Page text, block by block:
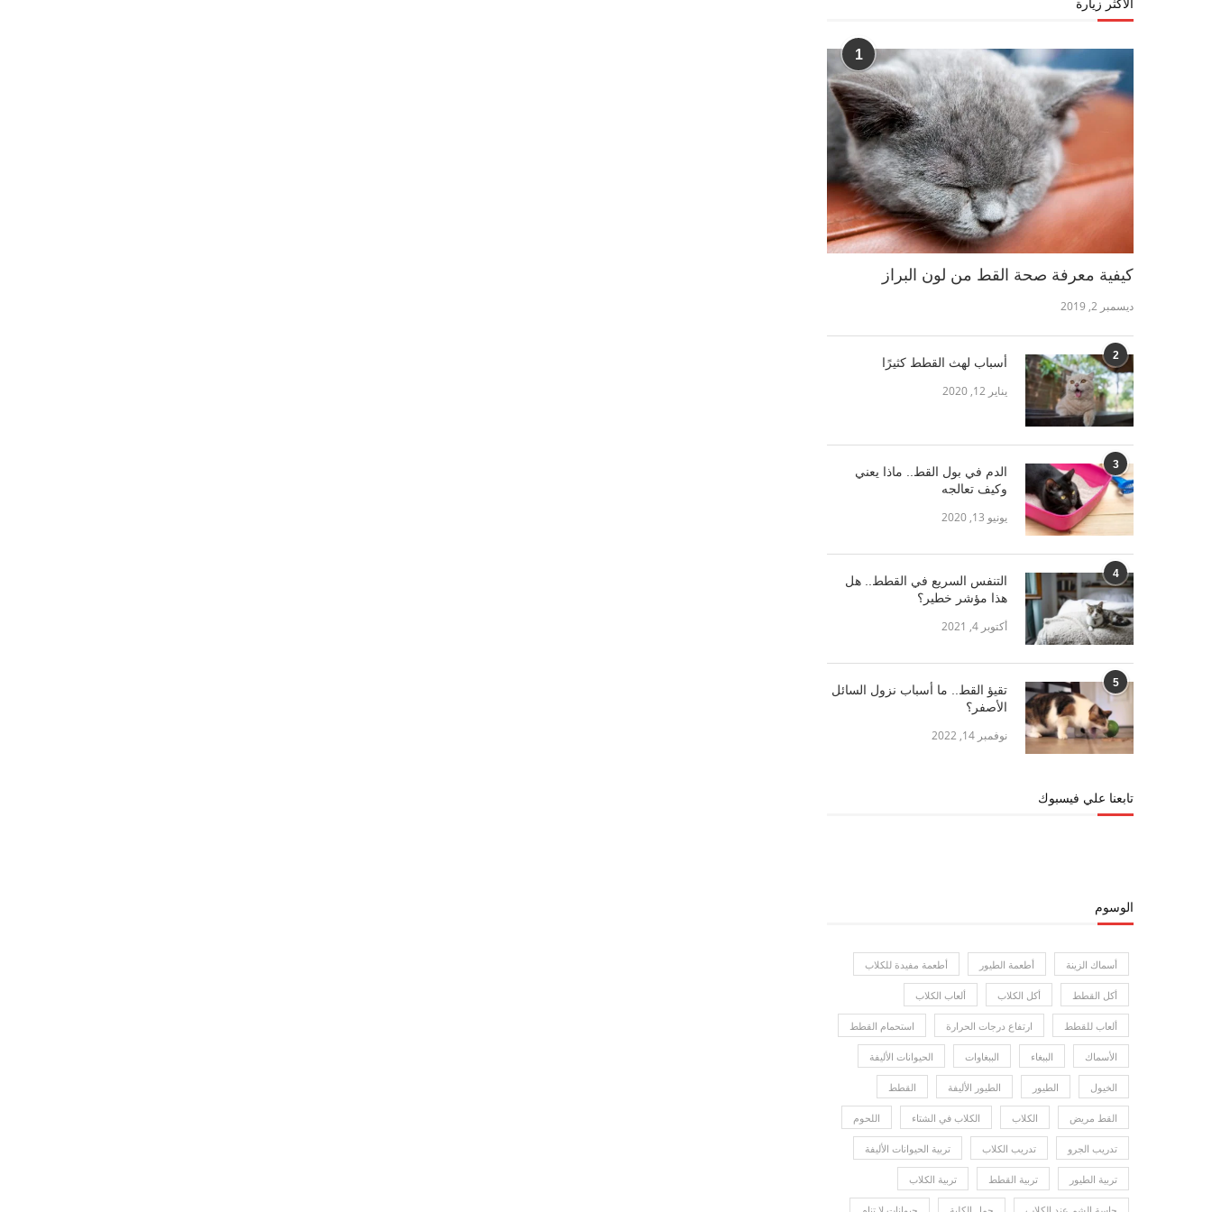
الأكثر زيارة
1
كيفية معرفة صحة القط من لون البراز
ديسمبر 2, 2019
2 أسباب لهث القطط كثيرًا
يناير 12, 2020
3
الدم في بول القط.. ماذا يعني
وكيف تعالجه
يونيو 13, 2020
4
التنفس السريع في القطط.. هل
هذا مؤشر خطير؟
أكتوبر 4, 2021
5
تقيؤ القط.. ما أسباب نزول السائل
الأصفر؟
نوفمبر 14, 2022
تابعنا علي فيسبوك
الوسوم
أسماك الزينة أطعمة الطيور أطعمة مفيدة للكلاب
أكل القطط أكل الكلاب ألعاب الكلاب
ألعاب للقطط ارتفاع درجات الحرارة استحمام القطط
الأسماك الببغاء الببغاوات الحيوانات الأليفة
الخيول الطيور الطيور الأليفة القطط
القط مريض الكلاب الكلاب في الشتاء اللحوم
تدريب الجرو تدريب الكلاب تربية الحيوانات الأليفة
تربية الطيور تربية القطط تربية الكلاب